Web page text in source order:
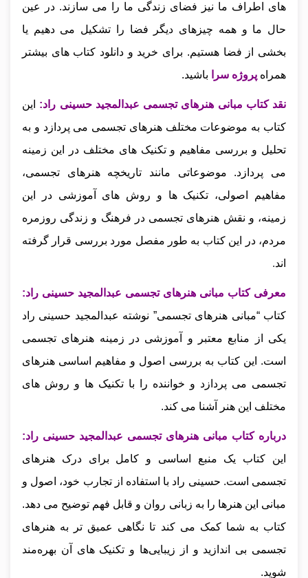
های اطراف ما نیز فضای زندگی ما را می‌ سازند. در عین
حال ما و همه چیزهای دیگر فضا را تشکیل می‌ دهیم یا
بخشی از فضا هستیم. برای خرید و دانلود کتاب های بیشتر
همراه پروژه سرا باشید.
نقد کتاب مبانی هنرهای تجسمی عبدالمجید حسینی راد:
این
کتاب به موضوعات مختلف هنرهای تجسمی می‌ پردازد و به
تحلیل و بررسی مفاهیم و تکنیک‌ های مختلف در این زمینه
می‌ پردازد. موضوعاتی مانند تاریخچه هنرهای تجسمی،
مفاهیم اصولی، تکنیک‌ ها و روش‌ های آموزشی در این
زمینه، و نقش هنرهای تجسمی در فرهنگ و زندگی روزمره
مردم، در این کتاب به طور مفصل مورد بررسی قرار گرفته‌
اند.
معرفی کتاب مبانی هنرهای تجسمی عبدالمجید حسینی راد:
کتاب “مبانی هنرهای تجسمی” نوشته عبدالمجید حسینی راد
یکی از منابع معتبر و آموزشی در زمینه هنرهای تجسمی
است. این کتاب به بررسی اصول و مفاهیم اساسی هنرهای
تجسمی می‌ پردازد و خواننده را با تکنیک‌ ها و روش‌ های
مختلف این هنر آشنا می‌ کند.
درباره کتاب مبانی هنرهای تجسمی عبدالمجید حسینی راد:
این کتاب یک منبع اساسی و کامل برای درک هنرهای
تجسمی است. حسینی راد با استفاده از تجارب خود، اصول و
مبانی این هنرها را به زبانی روان و قابل فهم توضیح می‌ دهد.
کتاب به شما کمک می‌ کند تا نگاهی عمیق‌ تر به هنرهای
تجسمی بی اندازید و از زیبایی‌ها و تکنیک‌ های آن بهره‌مند
شوید.